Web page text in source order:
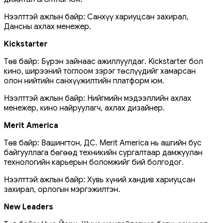
Нээлттэй ажлын байр: Санхүү хариуцсан захирал,
Дансны ахлах менежер.
Kickstarter
Төв байр: Бүрэн зайнаас ажиллуулдаг. Kickstarter бол
кино, ширээний тоглоом зэрэг төслүүдийг хамарсан
олон нийтийн санхүүжилтийн платформ юм.
Нээлттэй ажлын байр: Нийгмийн мэдээллийн ахлах
менежер, кино найруулагч, ахлах дизайнер.
Merit America
Төв байр: Вашингтон, ДС. Merit America нь ашгийн бус
байгууллага бөгөөд техникийн сургалтаар дамжуулан
технологийн карьерын боломжийг бий болгодог.
Нээлттэй ажлын байр: Хувь хүний ​​хандив хариуцсан
захирал, орлогын мэргэжилтэн.
New Leaders